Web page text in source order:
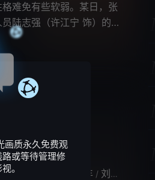
难免有些软弱。某日，张
陆志强（许江宁 饰）的争
/ 房子斌 金丰 / 刘美彤
画质永久免费观
或等待管理修
。